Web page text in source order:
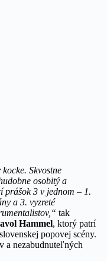
Skvostne
osobitý a
prášok 3 v jednom – 1.
a 3. vyzreté
tak
Hammel, ktorý patrí
popovej scény.
a nezabudnuteľných